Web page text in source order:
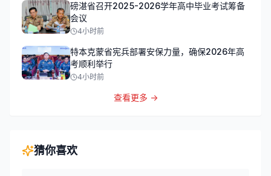
磅湛省召开2025-2026学年高中毕业考试筹备
会议
4小时前
特本克蒙省宪兵部署安保力量，确保2026年高
考顺利举行
4小时前
查看更多 →
猜你喜欢